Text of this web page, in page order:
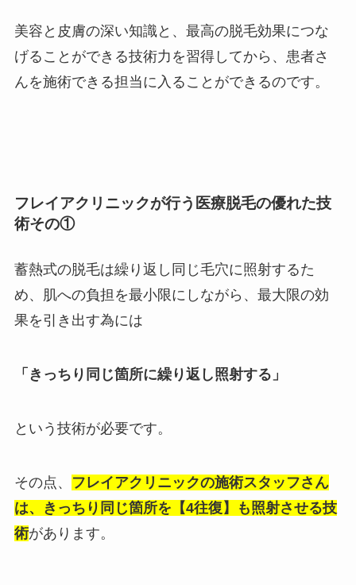
美容と皮膚の深い知識と、最高の脱毛効果につな
げることができる技術力を習得してから、患者さ
んを施術できる担当に入ることができるのです。
フレイアクリニックが行う医療脱毛の優れた技
術その①
蓄熱式の脱毛は繰り返し同じ毛穴に照射するた
め、肌への負担を最小限にしながら、最大限の効
果を引き出す為には
「きっちり同じ箇所に繰り返し照射する」
という技術が必要です。
その点、
フレイアクリニックの施術スタッフさん
は、きっちり同じ箇所を【4往復】も照射させる技
術があります。